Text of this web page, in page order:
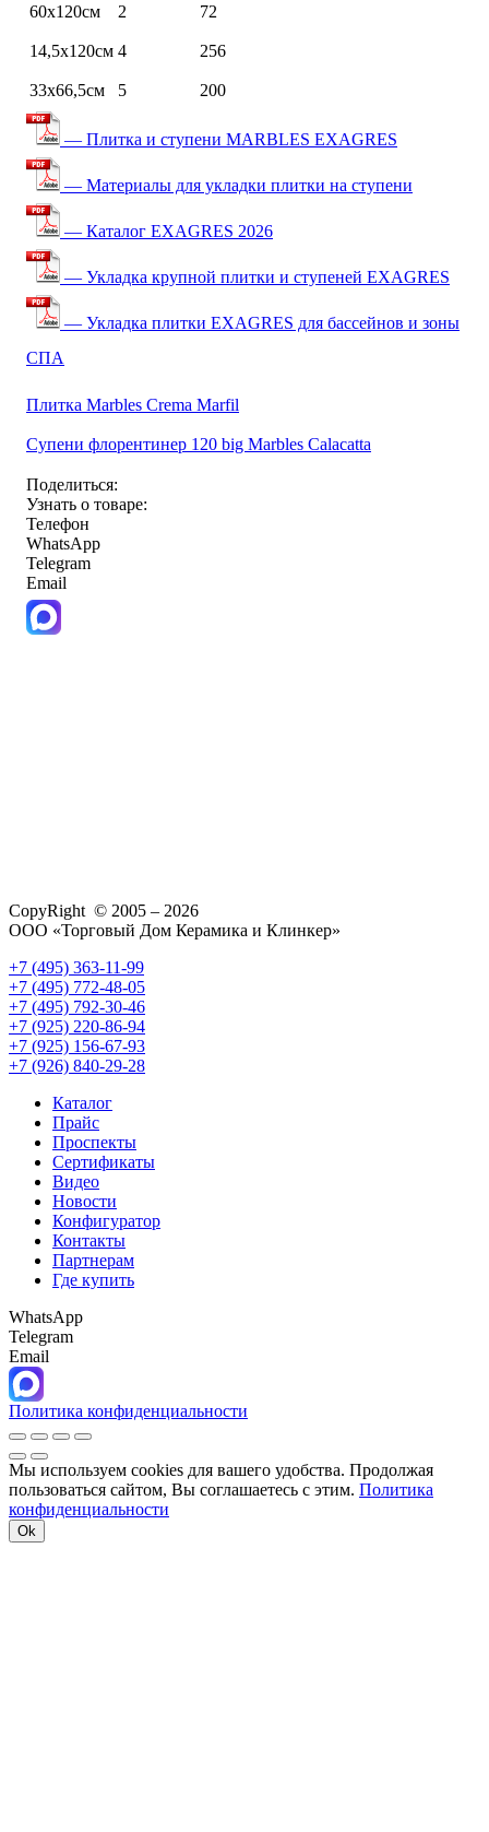
60х120см 2 72
14,5х120см 4 256
33х66,5см 5 200
— Плитка и ступени MARBLES EXAGRES
— Материалы для укладки плитки на ступени
— Каталог EXAGRES 2026
— Укладка крупной плитки и ступеней EXAGRES
— Укладка плитки EXAGRES для бассейнов и зоны
СПА
Плитка Marbles Crema Marfil
Супени флорентинер 120 big Marbles Calacatta
Поделиться:
Узнать о товаре:
Телефон
WhatsApp
Telegram
Email
CopyRight © 2005 – 2026
ООО «Торговый Дом Керамика и Клинкер»
+7 (495) 363-11-99
+7 (495) 772-48-05
+7 (495) 792-30-46
+7 (925) 220-86-94
+7 (925) 156-67-93
+7 (926) 840-29-28
Каталог
Прайс
Проспекты
Сертификаты
Видео
Новости
Конфигуратор
Контакты
Партнерам
Где купить
WhatsApp
Telegram
Email
Политика конфиденциальности
Мы используем cookies для вашего удобства. Продолжая
пользоваться сайтом, Вы соглашаетесь с этим. Политика
конфиденциальности
Ok